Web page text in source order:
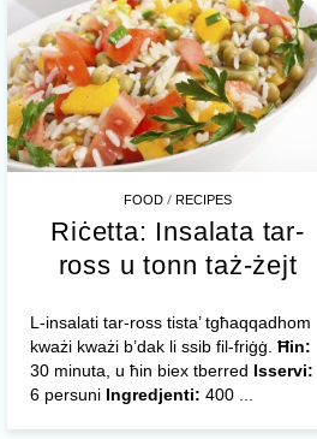
FOOD /RECIPES
Riċetta: Insalata tar-
ross u tonn taż-żejt
L-insalati tar-ross tista’ tgħaqqadhom
kważi kważi b’dak li ssib fil-friġġ. Ħin:
30 minuta, u ħin biex tberred Isservi:
6 persuni Ingredjenti: 400 ...